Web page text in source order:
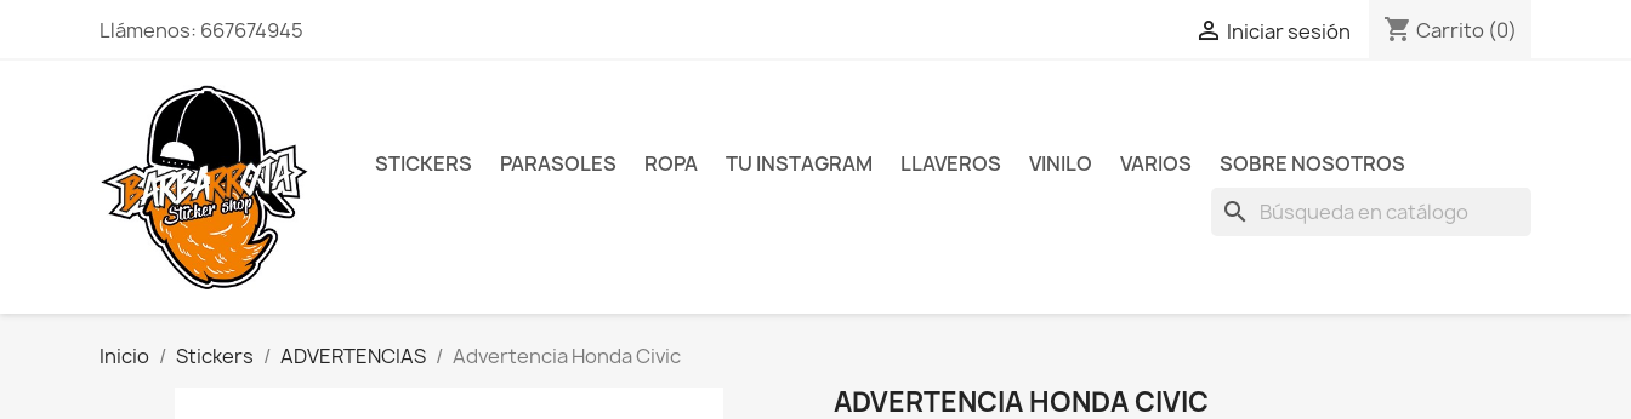
Llámenos: 667674945  Iniciar sesión shopping_cart Carrito (0)
STICKERS PARASOLES ROPA TU INSTAGRAM LLAVEROS VINILO VARIOS SOBRE NOSOTROS
search
Inicio Stickers ADVERTENCIAS Advertencia Honda Civic
ADVERTENCIA HONDA CIVIC